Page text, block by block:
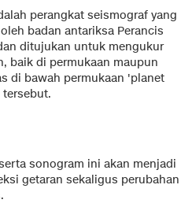
perangkat seismograf yang
badan antariksa Perancis
ditujukan untuk mengukur
baik di permukaan maupun
di bawah permukaan 'planet
tersebut.
sonogram ini akan menjadi
getaran sekaligus perubahan